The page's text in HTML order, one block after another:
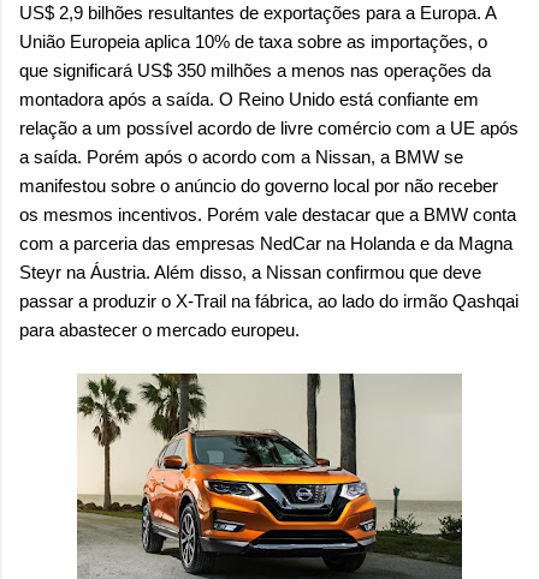
US$ 2,9 bilhões resultantes de exportações para a Europa. A
União Europeia aplica 10% de taxa sobre as importações, o
que significará US$ 350 milhões a menos nas operações da
montadora após a saída. O Reino Unido está confiante em
relação a um possível acordo de livre comércio com a UE após
a saída. Porém após o acordo com a Nissan, a BMW se
manifestou sobre o anúncio do governo local por não receber
os mesmos incentivos. Porém vale destacar que a BMW conta
com a parceria das empresas NedCar na Holanda e da Magna
Steyr na Áustria. Além disso, a Nissan confirmou que deve
passar a produzir o X-Trail na fábrica, ao lado do irmão Qashqai
para abastecer o mercado europeu.